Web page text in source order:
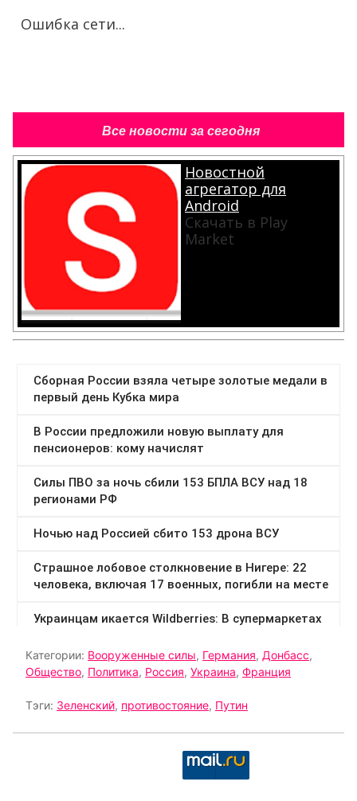
Ошибка сети...
Все новости за сегодня
Новостной
агрегатор для
Android
Скачать в Play
Market
Категории: Вооруженные силы, Германия, Донбасс,
Общество, Политика, Россия, Украина, Франция
Тэги: Зеленский, противостояние, Путин